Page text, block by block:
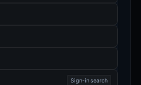
Sign-in search